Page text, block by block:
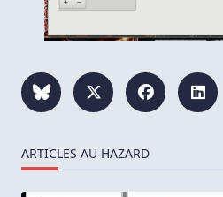
ARTICLES AU HAZARD